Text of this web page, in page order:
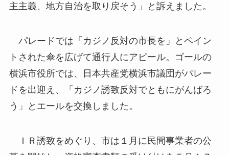
主主義、地方自治を取り戻そう」と訴えました。
パレードでは「カジノ反対の市長を」とペイン
トされた傘を広げて通行人にアピール。ゴールの
横浜市役所では、日本共産党横浜市議団がパレー
ドを出迎え、「カジノ誘致反対でともにがんばろ
う」とエールを交換しました。
ＩＲ誘致をめぐり、市は１月に民間事業者の公